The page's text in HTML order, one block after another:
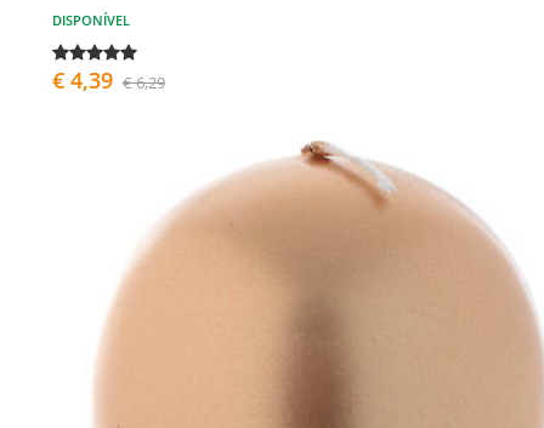
DISPONÍVEL
€ 4,39 € 6,29